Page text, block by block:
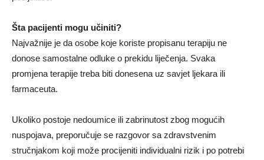
Šta pacijenti mogu učiniti?
Najvažnije je da osobe koje koriste propisanu terapiju ne
donose samostalne odluke o prekidu liječenja. Svaka
promjena terapije treba biti donesena uz savjet ljekara ili
farmaceuta.
Ukoliko postoje nedoumice ili zabrinutost zbog mogućih
nuspojava, preporučuje se razgovor sa zdravstvenim
stručnjakom koji može procijeniti individualni rizik i po potrebi